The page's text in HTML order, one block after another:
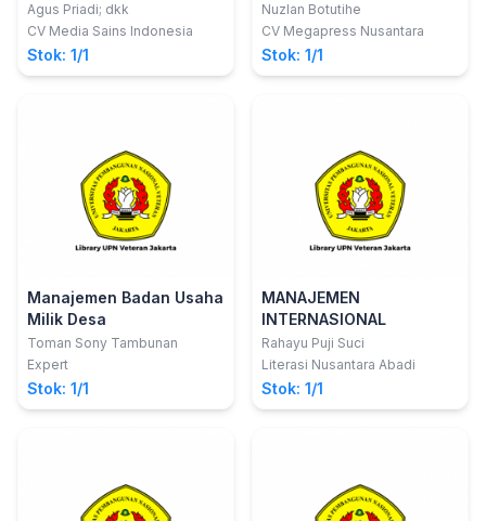
Agus Priadi; dkk
CV Media Sains Indonesia
Stok: 1/1
Nuzlan Botutihe
CV Megapress Nusantara
Stok: 1/1
Manajemen Badan Usaha
Milik Desa
Toman Sony Tambunan
Expert
Stok: 1/1
MANAJEMEN
INTERNASIONAL
Rahayu Puji Suci
Literasi Nusantara Abadi
Stok: 1/1